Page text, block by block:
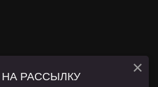
активная ссылка на
РАССЫЛКУ ×